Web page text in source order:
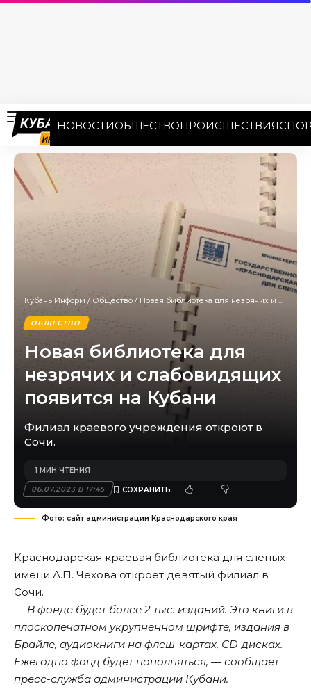
НОВОСТИОБЩЕСТВОПРОИСШЕСТВИЯ
Кубань Информ / Общество / Новая библиотека для незрячих и слабовидящих появится на Кубани
ОБЩЕСТВО
Новая библиотека для
незрячих и слабовидящих
появится на Кубани
Филиал краевого учреждения откроют в
Сочи.
06.07.2023 В 17:45
1 МИН ЧТЕНИЯ
Фото: сайт администрации Краснодарского края
Краснодарская краевая библиотека для слепых
имени А.П. Чехова откроет девятый филиал в
Сочи.
— В фонде будет более 2 тыс. изданий. Это книги в
плоскопечатном укрупненном шрифте, издания в
Брайле, аудиокниги на флеш-картах, СD-дисках.
Ежегодно фонд будет пополняться, — сообщает
пресс-служба администрации Кубани.